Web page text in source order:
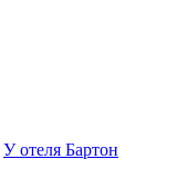
У отеля Бартон